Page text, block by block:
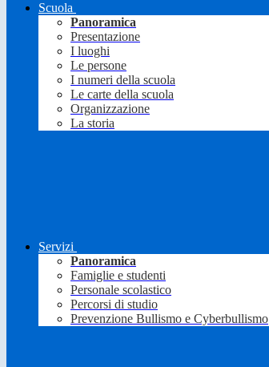
Scuola
Panoramica
Presentazione
I luoghi
Le persone
I numeri della scuola
Le carte della scuola
Organizzazione
La storia
Servizi
Panoramica
Famiglie e studenti
Personale scolastico
Percorsi di studio
Prevenzione Bullismo e Cyberbullismo